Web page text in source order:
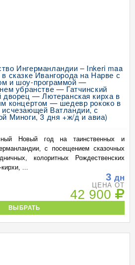
Ингерманландии – Inkeri maa
сказке Ивангорода на Нарве с
и шоу-программой —
убранстве — Гатчинский
дворец — Лютеранская кирха в
концертом — шедевр рококо в
Ватландии, с
Миноги, 3 дня +ж/д и авиа)
Новый год на таинственных и
с посещением сказочных
колоритных Рождественских
...
3 дн
ЦЕНА ОТ
42 900
ВЫБРАТЬ